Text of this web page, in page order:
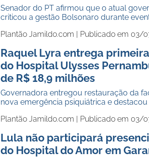
Senador do PT afirmou que o atual
criticou a gestão Bolsonaro durante
Plantão Jamildo.com | Publicado em 03/
Raquel Lyra entrega
do Hospital Ulysses
de R$ 18,9 milhões
Governadora entregou restauração da
nova emergência psiquiátrica e
Plantão Jamildo.com | Publicado em 03/
Lula não participará
do Hospital do Amor em